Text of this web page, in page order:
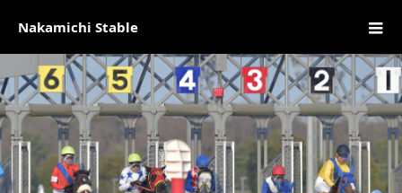
Nakamichi Stable